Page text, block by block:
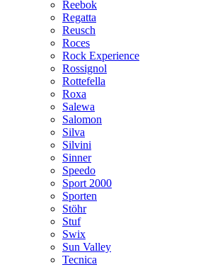
Reebok
Regatta
Reusch
Roces
Rock Experience
Rossignol
Rottefella
Roxa
Salewa
Salomon
Silva
Silvini
Sinner
Speedo
Sport 2000
Sporten
Stöhr
Stuf
Swix
Sun Valley
Tecnica